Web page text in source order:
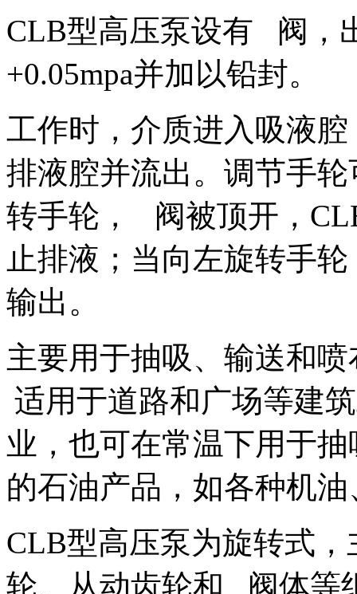
CLB型高压泵设有 阀，
+0.05mpa并加以铅封。
工作时，介质进入吸液
排液腔并流出。调节手
转手轮， 阀被顶开，
止排液；当向左旋转手
输出。
主要用于抽吸、输送和
适用于道路和广场等建
业，也可在常温下用于
的石油产品，如各种机
CLB型高压泵为旋转式
轮、从动齿轮和 阀体等